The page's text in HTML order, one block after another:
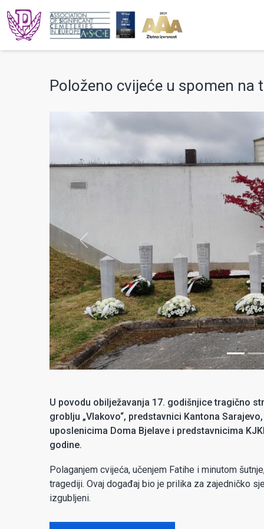
Položeno cvijeće u spomen na
prev
U povodu obilježavanja 17. godišnjice tragično
groblju „Vlakovo“, predstavnici Kantona
uposlenicima Doma Bjelave i predstavnicima
godine.
Polaganjem cvijeća, učenjem Fatihe i minutom
tragediji. Ovaj događaj bio je prilika za zajedničko
izgubljeni.